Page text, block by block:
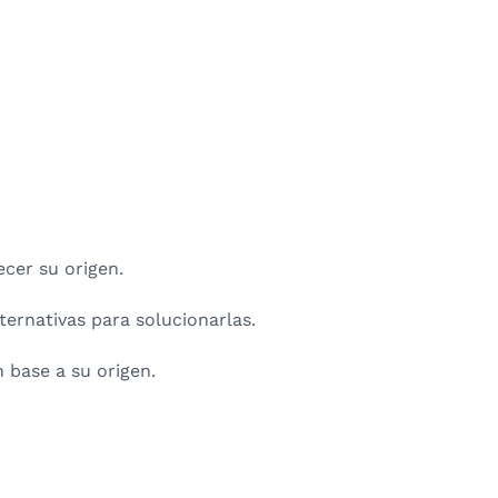
su origen.
para solucionarlas.
a su origen.